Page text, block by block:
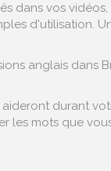
dans vos
d'utilisation.
anglais dans
durant
les mots que